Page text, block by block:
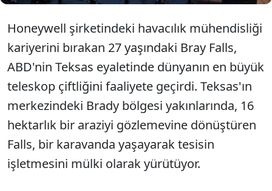
Honeywell şirketindeki havacılık mühendisliği
kariyerini bırakan 27 yaşındaki Bray Falls,
ABD'nin Teksas eyaletinde dünyanın en büyük
teleskop çiftliğini faaliyete geçirdi. Teksas'ın
merkezindeki Brady bölgesi yakınlarında, 16
hektarlık bir araziyi gözlemevine dönüştüren
Falls, bir karavanda yaşayarak tesisin
işletmesini mülki olarak yürütüyor.